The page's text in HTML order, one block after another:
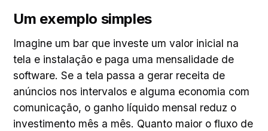
Um exemplo simples
Imagine um bar que investe um valor inicial na
tela e instalação e paga uma mensalidade de
software. Se a tela passa a gerar receita de
anúncios nos intervalos e alguma economia com
comunicação, o ganho líquido mensal reduz o
investimento mês a mês. Quanto maior o fluxo de